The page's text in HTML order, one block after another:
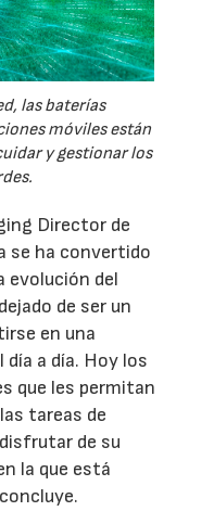
las baterías
móviles están
y gestionar los
Director de
se ha convertido
evolución del
de ser un
en una
a día. Hoy los
que les permitan
tareas de
de su
la que está